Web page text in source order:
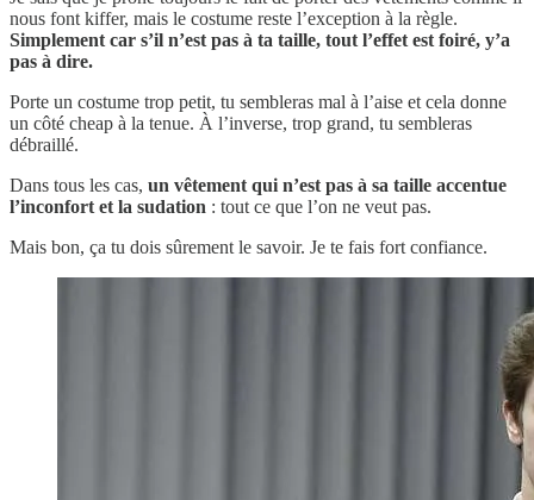
nous font kiffer, mais le costume reste l’exception à la règle.
Simplement car s’il n’est pas à ta taille, tout l’effet est foiré, y’a
pas à dire.
Porte un costume trop petit, tu sembleras mal à l’aise et cela donne
un côté cheap à la tenue. À l’inverse, trop grand, tu sembleras
débraillé.
Dans tous les cas, un vêtement qui n’est pas à sa taille accentue
l’inconfort et la sudation : tout ce que l’on ne veut pas.
Mais bon, ça tu dois sûrement le savoir. Je te fais fort confiance.